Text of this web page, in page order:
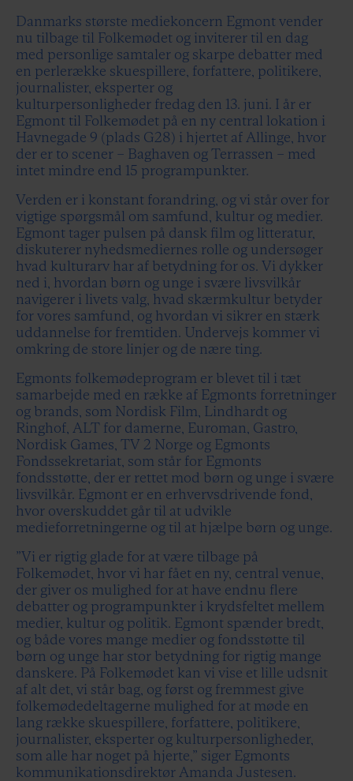
Danmarks største mediekoncern Egmont vender
nu tilbage til Folkemødet og inviterer til en dag
med personlige samtaler og skarpe debatter med
en perlerække skuespillere, forfattere, politikere,
journalister, eksperter og
kulturpersonligheder fredag den 13. juni. I år er
Egmont til Folkemødet på en ny central lokation i
Havnegade 9 (plads G28) i hjertet af Allinge, hvor
der er to scener – Baghaven og Terrassen – med
intet mindre end 15 programpunkter.
Verden er i konstant forandring, og vi står over for
vigtige spørgsmål om samfund, kultur og medier.
Egmont tager pulsen på dansk film og litteratur,
diskuterer nyhedsmediernes rolle og undersøger
hvad kulturarv har af betydning for os. Vi dykker
ned i, hvordan børn og unge i svære livsvilkår
navigerer i livets valg, hvad skærmkultur betyder
for vores samfund, og hvordan vi sikrer en stærk
uddannelse for fremtiden. Undervejs kommer vi
omkring de store linjer og de nære ting.
Egmonts folkemødeprogram er blevet til i tæt
samarbejde med en række af Egmonts forretninger
og brands, som Nordisk Film, Lindhardt og
Ringhof, ALT for damerne, Euroman, Gastro,
Nordisk Games, TV 2 Norge og Egmonts
Fondssekretariat, som står for Egmonts
fondsstøtte, der er rettet mod børn og unge i svære
livsvilkår. Egmont er en erhvervsdrivende fond,
hvor overskuddet går til at udvikle
medieforretningerne og til at hjælpe børn og unge.
”Vi er rigtig glade for at være tilbage på
Folkemødet, hvor vi har fået en ny, central venue,
der giver os mulighed for at have endnu flere
debatter og programpunkter i krydsfeltet mellem
medier, kultur og politik. Egmont spænder bredt,
og både vores mange medier og fondsstøtte til
børn og unge har stor betydning for rigtig mange
danskere. På Folkemødet kan vi vise et lille udsnit
af alt det, vi står bag, og først og fremmest give
folkemødedeltagerne mulighed for at møde en
lang række skuespillere, forfattere, politikere,
journalister, eksperter og kulturpersonligheder,
som alle har noget på hjerte,” siger Egmonts
kommunikationsdirektør Amanda Justesen.